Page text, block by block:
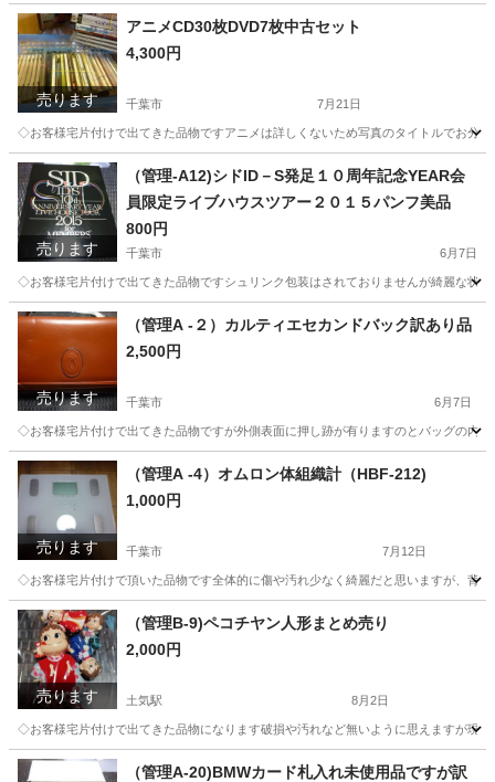
千葉 千葉市 その他 千葉 千葉市 土気駅
カード
売ります
アニメCD30枚DVD7枚中古セット
4,300円
千葉市 7月21日
◇お客様宅片付けで出てきた品物ですアニメは詳しくないため写真のタイトルでお
千葉 千葉市 マンガ、コミック、アニメ 千葉 千葉市
土気駅 マンガ、コミック、アニメ DVD
売ります
（管理-A12)シドID－S発足１０周年記念YEAR会
員限定ライブハウスツアー２０１５パンフ美品
800円
千葉市 6月7日
◇お客様宅片付けで出てきた品物ですシュリンク包装はされておりませんが綺麗な状
千葉 千葉市 その他 千葉 土気駅 その他
ライブハウス
売ります
（管理A -２）カルティエセカンドバック訳あり品
2,500円
千葉市 6月7日
◇お客様宅片付けで出てきた品物ですが外側表面に押し跡が有りますのとバッグの内
千葉 千葉市 バッグ 千葉 千葉市 土気駅
売ります
（管理A -4）オムロン体組織計（HBF-212)
1,000円
千葉市 7月12日
◇お客様宅片付けで頂いた品物です全体的に傷や汚れ少なく綺麗だと思いますが、背
千葉 千葉市 生活家電 千葉市 土気駅
HBF
売ります
（管理B-9)ペコチヤン人形まとめ売り
2,000円
土気駅 8月2日
◇お客様宅片付けで出てきた品物になります破損や汚れなど無いように思えますが現
千葉 千葉市 土気駅 都合
（管理A-20)BMWカード札入れ未使用品ですが訳